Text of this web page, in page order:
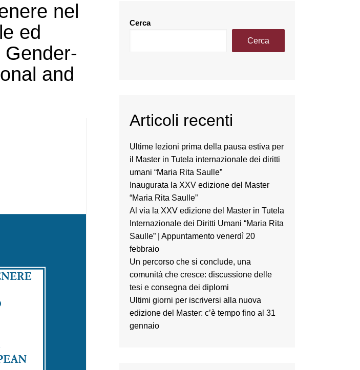
nel
ed
and
Cerca
Cerca
Articoli recenti
Ultime lezioni prima della pausa estiva per
il Master in Tutela internazionale dei diritti
umani “Maria Rita Saulle”
Inaugurata la XXV edizione del Master
“Maria Rita Saulle”
Al via la XXV edizione del Master in Tutela
Internazionale dei Diritti Umani “Maria Rita
Saulle” | Appuntamento venerdì 20
febbraio
Un percorso che si conclude, una
comunità che cresce: discussione delle
tesi e consegna dei diplomi
Ultimi giorni per iscriversi alla nuova
edizione del Master: c’è tempo fino al 31
gennaio